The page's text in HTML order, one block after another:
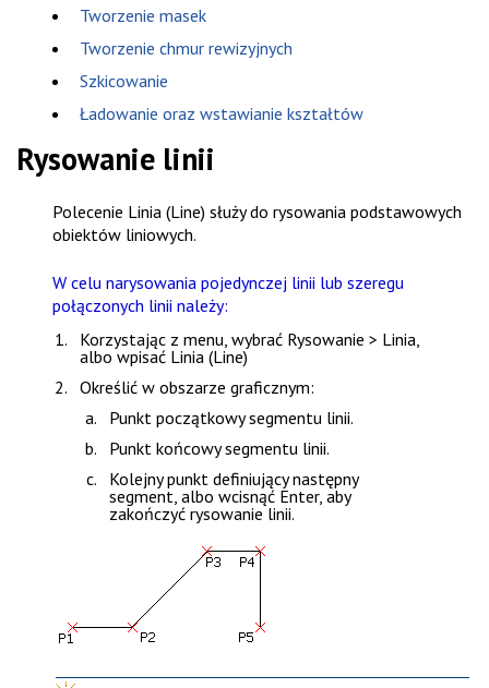
Tworzenie masek
Tworzenie chmur rewizyjnych
Szkicowanie
Ładowanie oraz wstawianie kształtów
Rysowanie linii
Polecenie Linia (Line) służy do rysowania podstawowych
obiektów liniowych.
W celu narysowania pojedynczej linii lub szeregu
połączonych linii należy:
Korzystając z menu, wybrać Rysowanie > Linia,
albo wpisać Linia (Line)
Określić w obszarze graficznym:
Punkt początkowy segmentu linii.
Punkt końcowy segmentu linii.
Kolejny punkt definiujący następny
segment, albo wcisnąć Enter, aby
zakończyć rysowanie linii.